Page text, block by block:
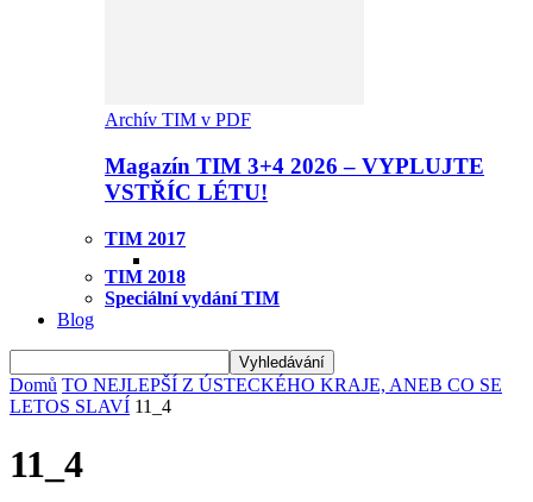
Archív TIM v PDF
Magazín TIM 3+4 2026 – VYPLUJTE
VSTŘÍC LÉTU!
TIM 2017
TIM 2018
Speciální vydání TIM
Blog
Domů TO NEJLEPŠÍ Z ÚSTECKÉHO KRAJE, ANEB CO SE
LETOS SLAVÍ 11_4
11_4